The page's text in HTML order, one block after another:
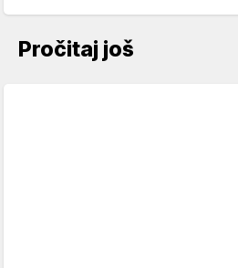
Pročitaj još